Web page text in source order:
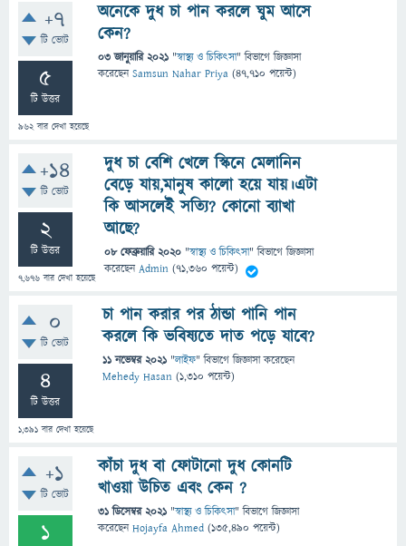
+7
টি ভোট
5
টি উত্তর
962বার দেখা হয়েছে
অনেকে দুধ চা পান করলে ঘুম আসে
কেন?
03 জানুয়ারি 2021 "স্বাস্থ্য ও চিকিৎসা" বিভাগে জিজ্ঞাসা
করেছেনSamsun Nahar Priya (47,710 পয়েন্ট)
+14
টি ভোট
2
টি উত্তর
7,676 বার দেখা হয়েছে
দুধ চা বেশি খেলে স্কিনে মেলানিন
বেড়ে যায়,মানুষ কালো হয়ে যায়।এটা
কি আসলেই সত্যি? কোনো ব্যাখা
আছে?
08 ফেব্রুয়ারি 2020 "স্বাস্থ্য ও চিকিৎসা" বিভাগে জিজ্ঞাসা
করেছেনAdmin (71,360 পয়েন্ট)
0
টি ভোট
4
টি উত্তর
1,391 বার দেখা হয়েছে
চা পান করার পর ঠান্ডা পানি পান
করলে কি ভবিষ্যতে দাত পড়ে যাবে?
11 নভেম্বর 2021 "লাইফ" বিভাগে জিজ্ঞাসাকরেছেন
Mehedy Hasan (1,310 পয়েন্ট)
+1
টি ভোট
1
কাঁচা দুধ বা ফোটানো দুধ কোনটি
খাওয়া উচিত এবং কেন ?
31 ডিসেম্বর 2021 "স্বাস্থ্য ও চিকিৎসা" বিভাগে জিজ্ঞাসা
করেছেনHojayfa Ahmed (135,490 পয়েন্ট)